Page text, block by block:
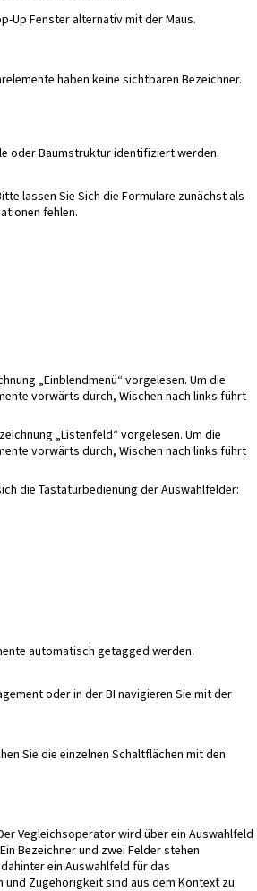
Up Fenster alternativ mit der Maus.
haben keine sichtbaren Bezeichner.
oder Baumstruktur identifiziert werden.
lassen Sie Sich die Formulare zunächst als
fehlen.
„Einblendmenü“ vorgelesen. Um die
vorwärts durch, Wischen nach links führt
„Listenfeld“ vorgelesen. Um die
vorwärts durch, Wischen nach links führt
die Tastaturbedienung der Auswahlfelder:
automatisch getagged werden.
oder in der BI navigieren Sie mit der
Sie die einzelnen Schaltflächen mit den
Vegleichsoperator wird über ein Auswahlfeld
Bezeichner und zwei Felder stehen
ein Auswahlfeld für das
Zugehörigkeit sind aus dem Kontext zu